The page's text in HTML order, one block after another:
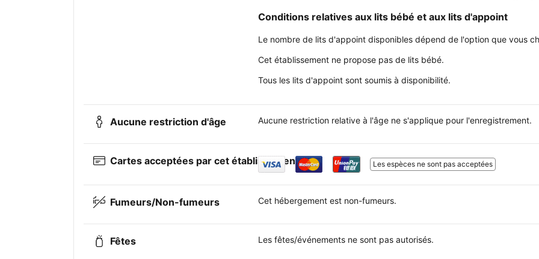
Conditions relatives aux lits bébé et aux lits d'appoint
Le nombre de lits d'appoint disponibles dépend de l'option que vous
Cet établissement ne propose pas de lits bébé.
Tous les lits d'appoint sont soumis à disponibilité.
Aucune restriction d'âge Aucune restriction relative à l'âge ne s'applique pour l'enregistrement.
Cartes acceptées par cet établissement Les espèces ne sont pas acceptées
Fumeurs/Non-fumeurs Cet hébergement est non-fumeurs.
Fêtes Les fêtes/événements ne sont pas autorisés.